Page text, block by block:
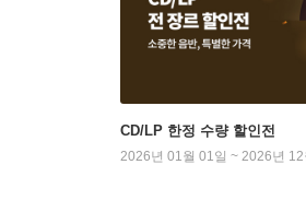
CD/LP 한정 수량 할인전
2026년 01월 01일 ~ 2026년 12